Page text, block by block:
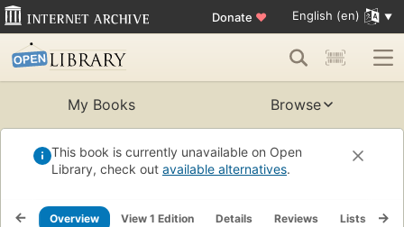
Donate ♥ English (en)
My Books Browse
This book is currently unavailable on Open
Library, check out available alternatives.
Overview View 1 Edition Details Reviews Lists